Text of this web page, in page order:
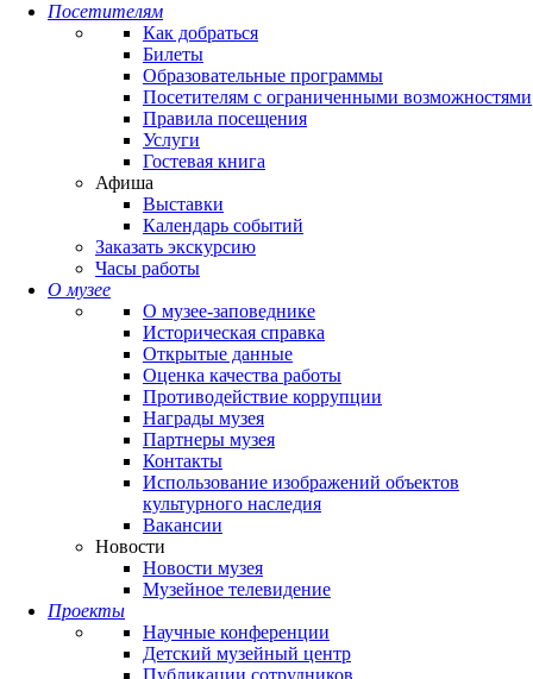
Посетителям
Как добраться
Билеты
Образовательные программы
Посетителям с ограниченными возможностями
Правила посещения
Услуги
Гостевая книга
Афиша
Выставки
Календарь событий
Заказать экскурсию
Часы работы
О музее
О музее-заповеднике
Историческая справка
Открытые данные
Оценка качества работы
Противодействие коррупции
Награды музея
Партнеры музея
Контакты
Использование изображений объектов
культурного наследия
Вакансии
Новости
Новости музея
Музейное телевидение
Проекты
Научные конференции
Детский музейный центр
Публикации сотрудников